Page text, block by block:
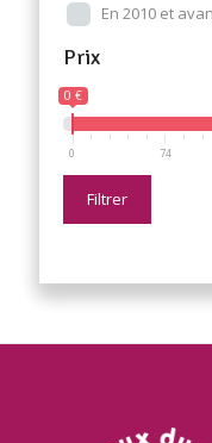
En 2010 et
Prix
0 €
0 74
Filtrer